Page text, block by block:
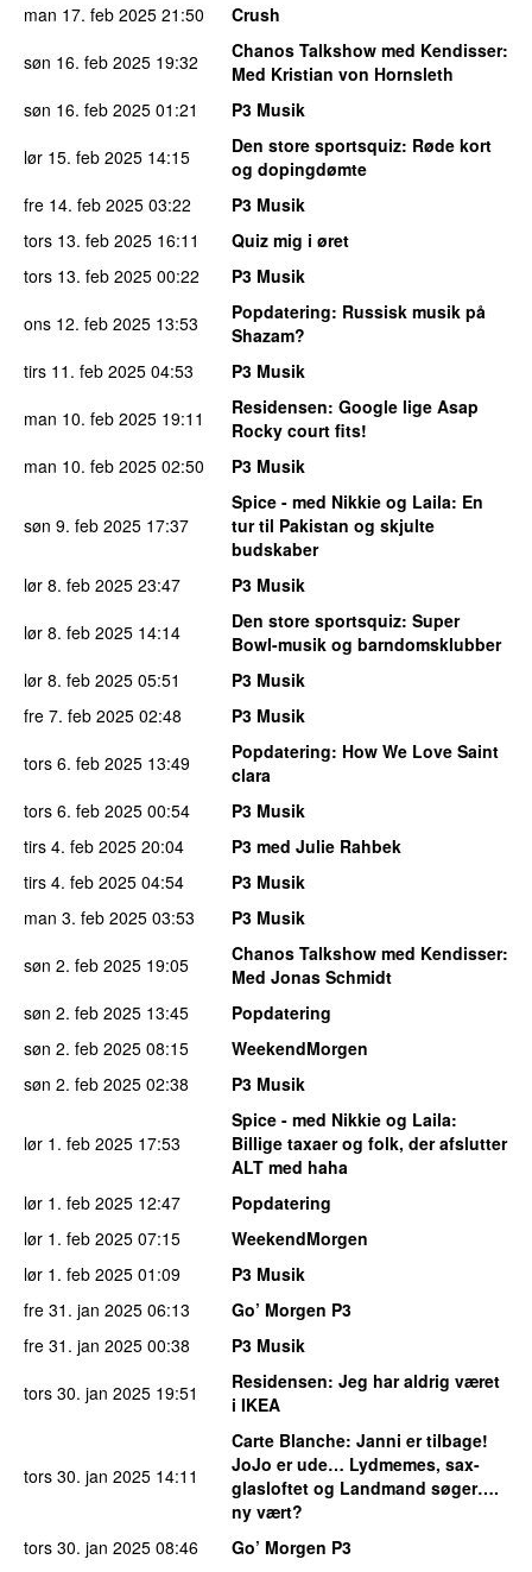
man 17. feb 2025 21:50
Crush
søn 16. feb 2025 19:32 Chanos Talkshow med Kendisser:
Med Kristian von Hornsleth
søn 16. feb 2025 01:21
P3 Musik
lør 15. feb 2025 14:15 Den store sportsquiz: Røde kort
og dopingdømte
fre 14. feb 2025 03:22
P3 Musik
tors 13. feb 2025 16:11
Quiz mig i øret
tors 13. feb 2025 00:22
P3 Musik
ons 12. feb 2025 13:53 Popdatering: Russisk musik på
Shazam?
tirs 11. feb 2025 04:53
P3 Musik
man 10. feb 2025 19:11 Residensen: Google lige Asap
Rocky court fits!
man 10. feb 2025 02:50 P3 Musik
søn 9. feb 2025 17:37
Spice - med Nikkie og Laila: En
tur til Pakistan og skjulte
budskaber
lør 8. feb 2025 23:47
P3 Musik
lør 8. feb 2025 14:14 Den store sportsquiz: Super
Bowl-musik og barndomsklubber
lør 8. feb 2025 05:51
P3 Musik
fre 7. feb 2025 02:48
P3 Musik
tors 6. feb 2025 13:49 Popdatering: How We Love Saint
clara
tors 6. feb 2025 00:54
P3 Musik
tirs 4. feb 2025 20:04
P3 med Julie Rahbek
tirs 4. feb 2025 04:54
P3 Musik
man 3. feb 2025 03:53
P3 Musik
søn 2. feb 2025 19:05 Chanos Talkshow med Kendisser:
Med Jonas Schmidt
søn 2. feb 2025 13:45
Popdatering
søn 2. feb 2025 08:15
WeekendMorgen
søn 2. feb 2025 02:38 P3 Musik
lør 1. feb 2025 17:53
Spice - med Nikkie og Laila:
Billige taxaer og folk, der afslutter
ALT med haha
lør 1. feb 2025 12:47
Popdatering
lør 1. feb 2025 07:15
WeekendMorgen
lør 1. feb 2025 01:09
P3 Musik
fre 31. jan 2025 06:13
Go’ Morgen P3
fre 31. jan 2025 00:38
P3 Musik
tors 30. jan 2025 19:51 Residensen: Jeg har aldrig været
i IKEA
tors 30. jan 2025 14:11
Carte Blanche: Janni er tilbage!
JoJo er ude… Lydmemes, sax-
glasloftet og Landmand søger….
ny vært?
tors 30. jan 2025 08:46
Go’ Morgen P3